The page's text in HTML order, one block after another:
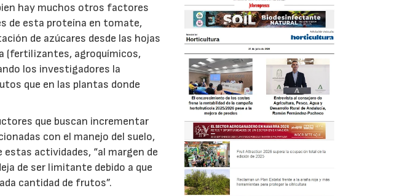
hay muchos otros factores
de esta proteína en tomate,
de azúcares desde las hojas
(fertilizantes, agroquímicos,
los investigadores la
que en las plantas donde
que buscan incrementar
con el manejo del suelo,
actividades, “al margen de
de ser limitante debido a que
cantidad de frutos”.